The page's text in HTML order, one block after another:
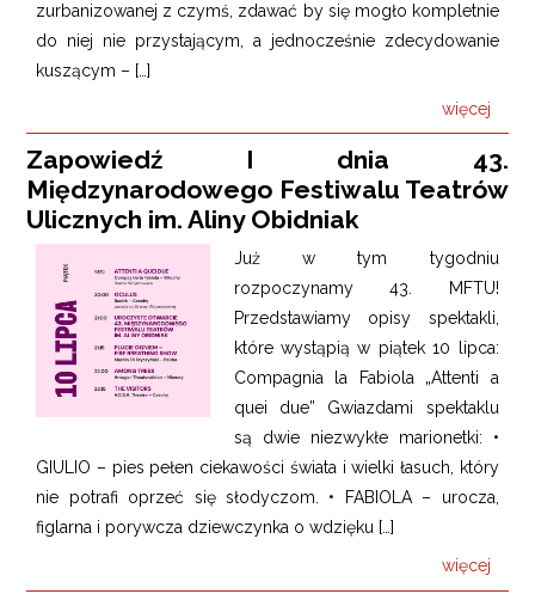
zurbanizowanej z czymś, zdawać by się mogło kompletnie
do niej nie przystającym, a jednocześnie zdecydowanie
kuszącym – […]
więcej
Zapowiedź I dnia 43.
Międzynarodowego Festiwalu Teatrów
Ulicznych im. Aliny Obidniak
Już w tym tygodniu
rozpoczynamy 43. MFTU!
Przedstawiamy opisy spektakli,
które wystąpią w piątek 10 lipca:
Compagnia la Fabiola „Attenti a
quei due” Gwiazdami spektaklu
są dwie niezwykłe marionetki: •
GIULIO – pies pełen ciekawości świata i wielki łasuch, który
nie potrafi oprzeć się słodyczom. • FABIOLA – urocza,
figlarna i porywcza dziewczynka o wdzięku […]
więcej